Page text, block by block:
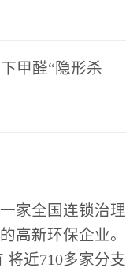
理通知
甲醛“隐形杀
的家安全吗？
家全国连锁治理
高新环保企业。
将近710多家分支